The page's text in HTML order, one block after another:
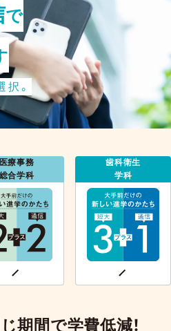
で
。
医療事務
総合学科
歯科衛生
学科
期間で学費低減！